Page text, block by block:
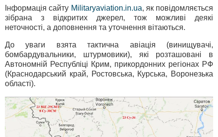
Інформація сайту Militaryaviation.in.ua, як повідомляється
зібрана з відкритих джерел, тож можливі деякі
неточності, а доповнення та уточнення вітаються.
До уваги взята тактична авіація (винищувачі,
бомбардувальники, штурмовики), які розташовані в
Автономній Республіці Крим, прикордонних регіонах РФ
(Краснодарський край, Ростовська, Курська, Воронезька
області).